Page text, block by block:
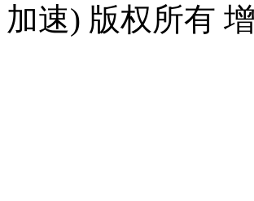
加速) 版权所有